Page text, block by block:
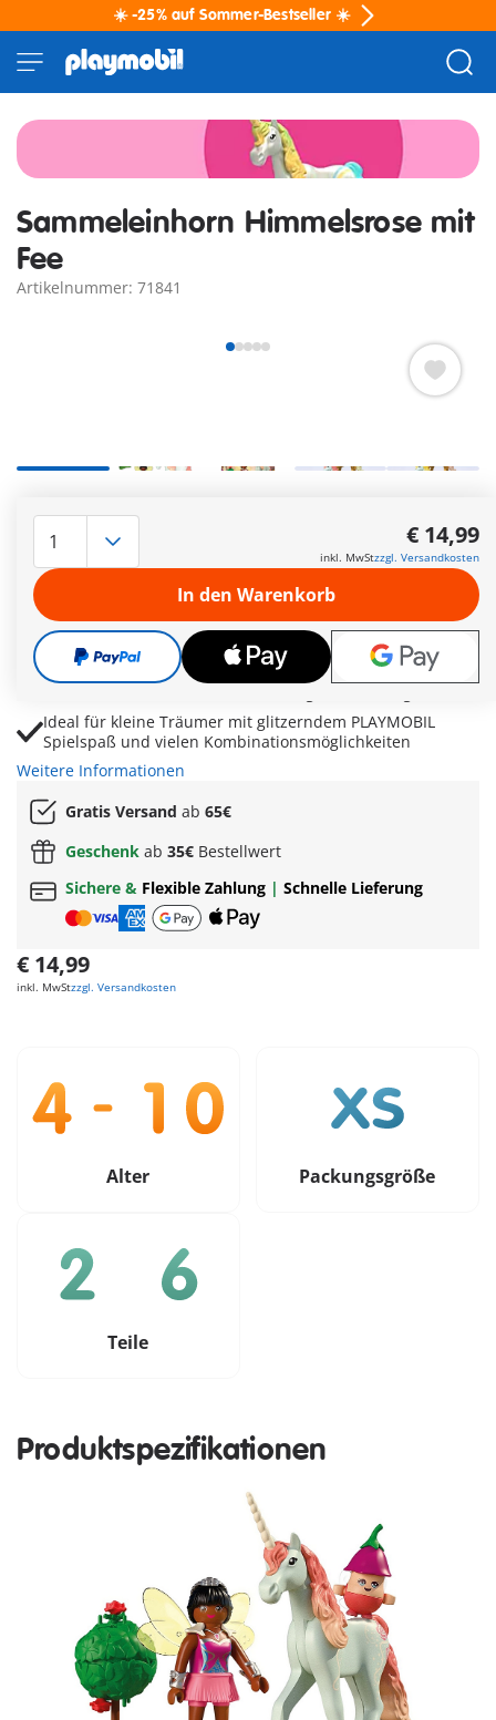
☀️ -25% auf Sommer-Bestseller ☀️
Sammeleinhorn Himmelsrose mit
Fee
Artikelnummer: 71841
märchenhafte Rollenspiele im magischen Einhorn
Königreich
Austauschbare Mähne, Schweif und Horn ermöglichen
kreative Einhorn Looks und individuelle Designs
Fee und Joyling begleiten Himmelsrose liebevoll und
schaffen ruhige Spielmomente voller Freundschaft
Zarte Farben und himmlische Details inspirieren
Ideal für kleine Träumer mit glitzerndem PLAYMOBIL
Spielspaß und vielen Kombinationsmöglichkeiten
Weitere Informationen
Gratis Versand ab 65€
Geschenk ab 35€ Bestellwert
Sichere & Flexible Zahlung | Schnelle Lieferung
€ 14,99
inkl. MwStzzgl. Versandkosten
€ 14,99
inkl. MwStzzgl. Versandkosten
In den Warenkorb
Alter Packungsgröße
Teile
Produktspezifikationen